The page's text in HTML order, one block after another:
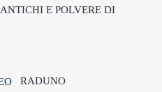
E POLVERE DI
RADUNO